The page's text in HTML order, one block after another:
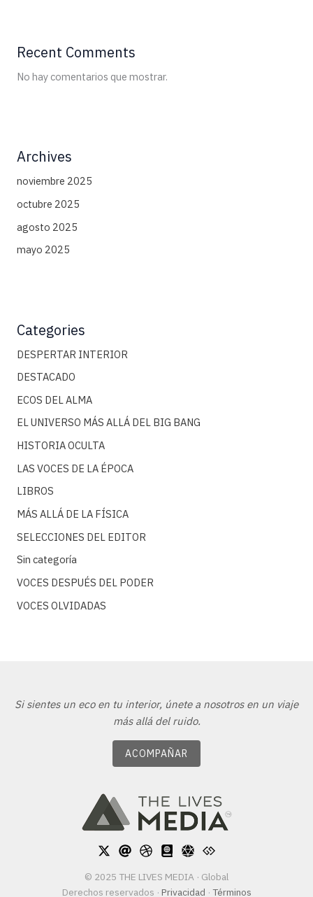
Recent Comments
No hay comentarios que mostrar.
Archives
noviembre 2025
octubre 2025
agosto 2025
mayo 2025
Categories
DESPERTAR INTERIOR
DESTACADO
ECOS DEL ALMA
EL UNIVERSO MÁS ALLÁ DEL BIG BANG
HISTORIA OCULTA
LAS VOCES DE LA ÉPOCA
LIBROS
MÁS ALLÁ DE LA FÍSICA
SELECCIONES DEL EDITOR
Sin categoría
VOCES DESPUÉS DEL PODER
VOCES OLVIDADAS
Si sientes un eco en tu interior, únete a nosotros en un viaje
más allá del ruido.
ACOMPAÑAR
© 2025 THE LIVES MEDIA · Global
Derechos reservados · Privacidad · Términos